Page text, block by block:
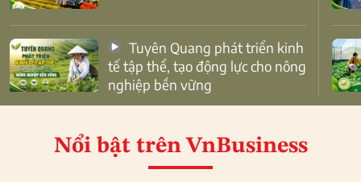
tế tập thể, tạo động lực cho nông
nghiệp bền vững
Nổi bật trên VnBusiness